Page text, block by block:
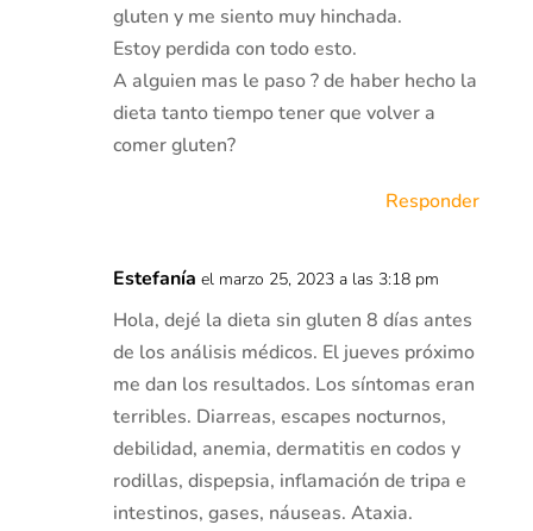
gluten y me siento muy hinchada.
Estoy perdida con todo esto.
A alguien mas le paso ? de haber hecho la
dieta tanto tiempo tener que volver a
comer gluten?
Responder
Estefanía el marzo 25, 2023 a las 3:18 pm
Hola, dejé la dieta sin gluten 8 días antes
de los análisis médicos. El jueves próximo
me dan los resultados. Los síntomas eran
terribles. Diarreas, escapes nocturnos,
debilidad, anemia, dermatitis en codos y
rodillas, dispepsia, inflamación de tripa e
intestinos, gases, náuseas. Ataxia.